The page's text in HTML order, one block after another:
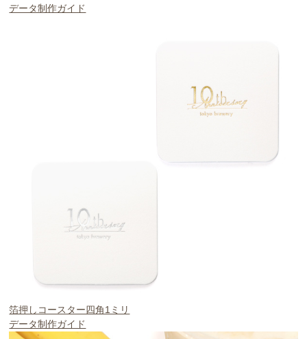
データ制作ガイド
箔押しコースター四角1ミリ
データ制作ガイド